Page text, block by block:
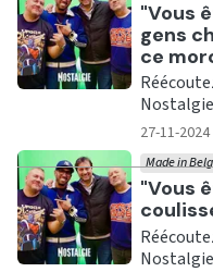
"Vous
gens
ce
27-11-2024
"Vous
Made in